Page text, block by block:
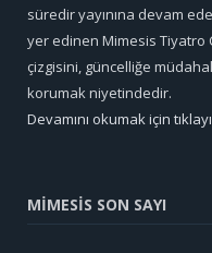
süredir yayınına devam
yer edinen Mimesis Tiyatro
çizgisini, güncelliğe
korumak niyetindedir.
Devamını okumak için
MİMESİS SON SAYI